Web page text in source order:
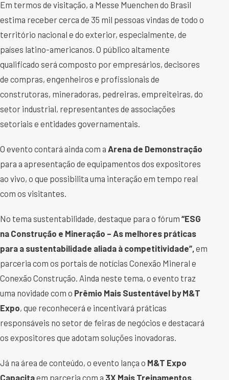
Em termos de visitação, a Messe Muenchen do Brasil
estima receber cerca de 35 mil pessoas vindas de todo o
território nacional e do exterior, especialmente, de
países latino-americanos. O público altamente
qualificado será composto por empresários, decisores
de compras, engenheiros e profissionais de
construtoras, mineradoras, pedreiras, empreiteiras, do
setor industrial, representantes de associações
setoriais e entidades governamentais.
O evento contará ainda com a Arena de Demonstração
para a apresentação de equipamentos dos expositores
ao vivo, o que possibilita uma interação em tempo real
com os visitantes.
No tema sustentabilidade, destaque para o fórum “ESG
na Construção e Mineração – As melhores práticas
para a sustentabilidade aliada à competitividade”,em
parceria com os portais de notícias Conexão Mineral e
Conexão Construção. Ainda neste tema, o evento traz
uma novidade com o Prêmio Mais Sustentável by M&T
Expo, que reconhecerá e incentivará práticas
responsáveis no setor de feiras de negócios e destacará
os expositores que adotam soluções inovadoras.
Já na área de conteúdo, o evento lança o M&T Expo
Capacitaem parceria com a 3X Mais Treinamentos,